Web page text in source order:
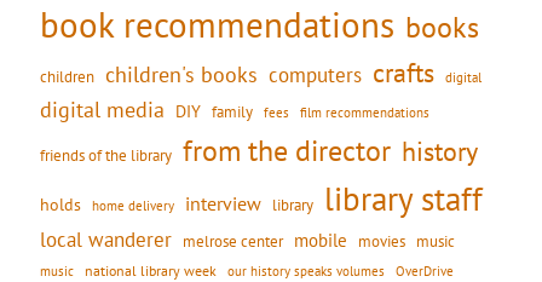
book recommendations books
children children's books computers crafts digital
digital media DIY family fees film recommendations
friends of the library from the director history
holds home delivery interview library library staff
local wanderer melrose center mobile movies music
music national library week our history speaks volumes OverDrive